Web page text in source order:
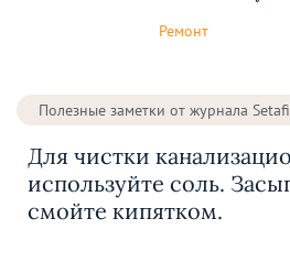
Ремонт
Полезные заметки от журнала Setafi